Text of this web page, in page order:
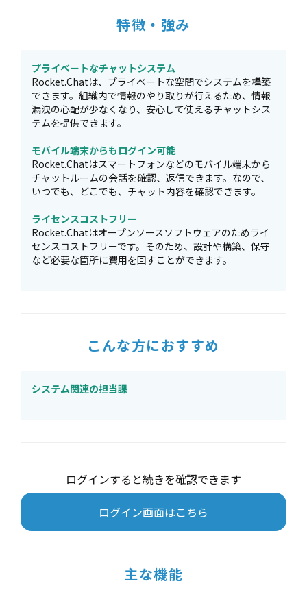
特徴・強み
プライベートなチャットシステム
Rocket.Chatは、プライベートな空間でシステムを構築
できます。組織内で情報のやり取りが行えるため、情報
漏洩の心配が少なくなり、安心して使えるチャットシス
テムを提供できます。
モバイル端末からもログイン可能
Rocket.Chatはスマートフォンなどのモバイル端末から
チャットルームの会話を確認、返信できます。なので、
いつでも、どこでも、チャット内容を確認できます。
ライセンスコストフリー
Rocket.Chatはオープンソースソフトウェアのためライ
センスコストフリーです。そのため、設計や構築、保守
など必要な箇所に費用を回すことができます。
こんな方におすすめ
システム関連の担当課
ログインすると続きを確認できます
ログイン画面はこちら
主な機能